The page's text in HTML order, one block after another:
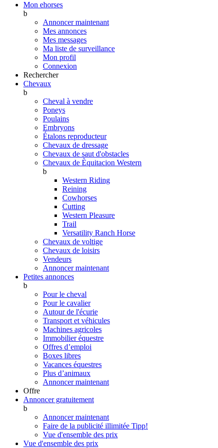
Mon ehorses
b
Annoncer maintenant
Mes annonces
Mes messages
Ma liste de surveillance
Mon profil
Connexion
Rechercher
Chevaux
b
Cheval à vendre
Poneys
Poulains
Embryons
Étalons reproducteur
Chevaux de dressage
Chevaux de saut d'obstacles
Chevaux de Èquitacion Western
b
Western Riding
Reining
Cowhorses
Cutting
Western Pleasure
Trail
Versatility Ranch Horse
Chevaux de voltige
Chevaux de loisirs
Vendeurs
Annoncer maintenant
Petites annonces
b
Pour le cheval
Pour le cavalier
Autour de l'écurie
Transport et véhicules
Machines agricoles
Immobilier équestre
Offres d’emploi
Boxes libres
Vacances équestres
Plus d’animaux
Annoncer maintenant
Offre
Annoncer gratuitement
b
Annoncer maintenant
Faire de la publicité illimitée Tipp!
Vue d'ensemble des prix
Vue d'ensemble des prix